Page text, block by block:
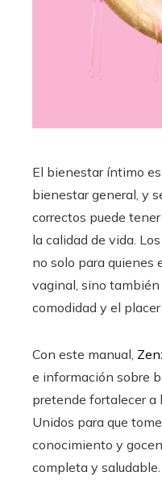
El bienestar íntimo
bienestar general, y
correctos puede
la calidad de vida.
no solo para quienes
vaginal, sino
comodidad y el
Con este manual,
e información sobre
pretende fortalecer a
Unidos para que
conocimiento y
completa y saludable.